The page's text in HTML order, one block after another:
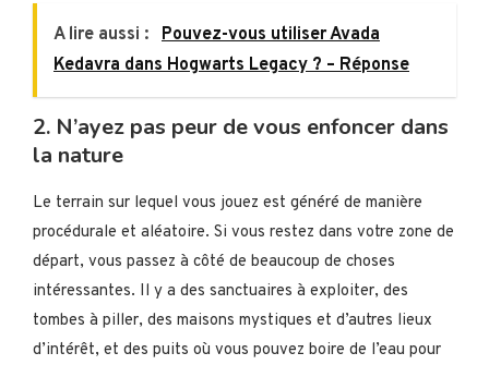
A lire aussi :
Pouvez-vous utiliser Avada
Kedavra dans Hogwarts Legacy ? – Réponse
2. N’ayez pas peur de vous enfoncer dans
la nature
Le terrain sur lequel vous jouez est généré de manière
procédurale et aléatoire. Si vous restez dans votre zone de
départ, vous passez à côté de beaucoup de choses
intéressantes. Il y a des sanctuaires à exploiter, des
tombes à piller, des maisons mystiques et d’autres lieux
d’intérêt, et des puits où vous pouvez boire de l’eau pour